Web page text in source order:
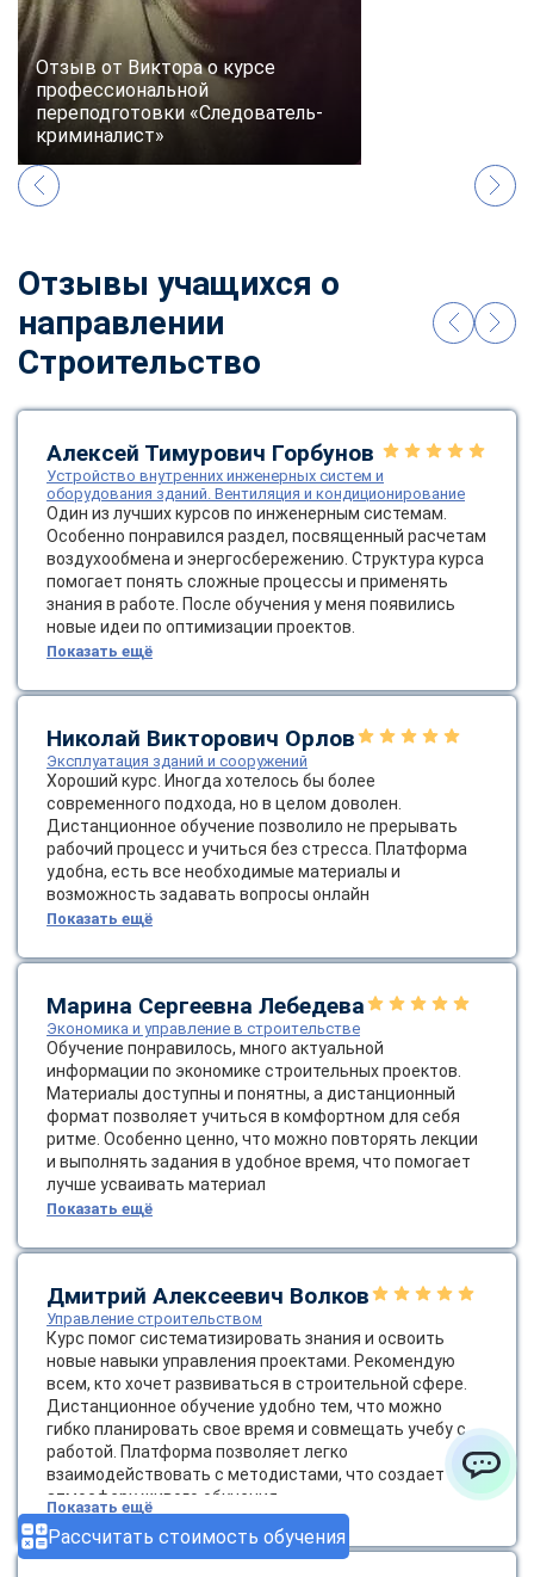
Рассчитать стоимость обучения
Отзыв от Виктора о курсе
профессиональной
переподготовки «Следователь-
криминалист»
Отзывы учащихся о
направлении
Строительство
Алексей Тимурович Горбунов
Устройство внутренних инженерных систем и
оборудования зданий. Вентиляция и кондиционирование
Один из лучших курсов по инженерным системам.
Особенно понравился раздел, посвященный расчетам
воздухообмена и энергосбережению. Структура курса
помогает понять сложные процессы и применять
знания в работе. После обучения у меня появились
новые идеи по оптимизации проектов.
Показать ещё
Николай Викторович Орлов
Эксплуатация зданий и сооружений
Хороший курс. Иногда хотелось бы более
современного подхода, но в целом доволен.
Дистанционное обучение позволило не прерывать
рабочий процесс и учиться без стресса. Платформа
удобна, есть все необходимые материалы и
возможность задавать вопросы онлайн
Показать ещё
Марина Сергеевна Лебедева
Экономика и управление в строительстве
Обучение понравилось, много актуальной
информации по экономике строительных проектов.
Материалы доступны и понятны, а дистанционный
формат позволяет учиться в комфортном для себя
ритме. Особенно ценно, что можно повторять лекции
и выполнять задания в удобное время, что помогает
лучше усваивать материал
Показать ещё
Дмитрий Алексеевич Волков
Управление строительством
Курс помог систематизировать знания и освоить
новые навыки управления проектами. Рекомендую
всем, кто хочет развиваться в строительной сфере.
Дистанционное обучение удобно тем, что можно
гибко планировать свое время и совмещать учебу с
работой. Платформа позволяет легко
взаимодействовать с методистами, что создает
атмосферу живого обучения
Показать ещё
ChatApp
online
Мессенджеры
Свяжитесь с нами через любой удобный мессенджер!
Telegram WhatsApp
Vkontakte
Max